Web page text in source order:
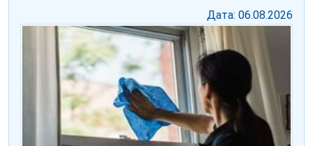
Дата: 06.08.2026